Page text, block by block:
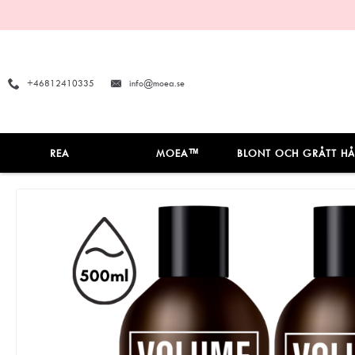
+46812410335 info@moea.se
REA MOEA™ BLONT OCH GRÅTT